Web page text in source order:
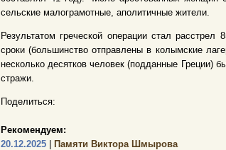
сельские малограмотные, аполитичные жители.
Результатом греческой операции стал
сроки (большинство отправлены в колымские
несколько десятков человек (подданные Греции)
стражи.
Поделиться:
Рекомендуем:
20.12.2025
Памяти Виктора Шмырова